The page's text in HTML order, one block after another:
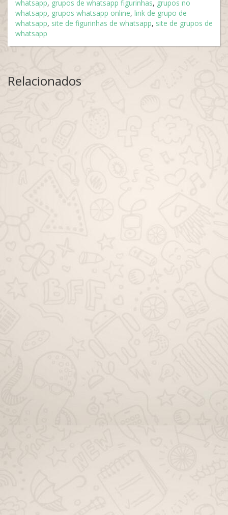
whatsapp, grupos de whatsapp figurinhas, grupos no
whatsapp, grupos whatsapp online, link de grupo de
whatsapp, site de figurinhas de whatsapp, site de grupos de
whatsapp
Relacionados